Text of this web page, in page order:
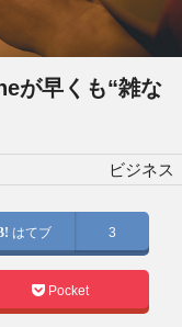
が早くも“雑な
ビジネス
はてブ 3
Pocket